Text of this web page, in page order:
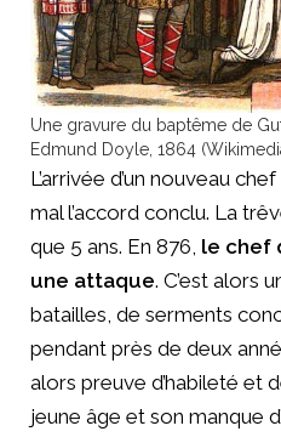
Une gravure du baptême de
Edmund Doyle, 1864
L’arrivée d’un nouveau
mal l’accord conclu. La
que 5 ans. En 876, le chef
une attaque. C’est alors
batailles, de serments
pendant près de deux
alors preuve d’habileté et
jeune âge et son manque